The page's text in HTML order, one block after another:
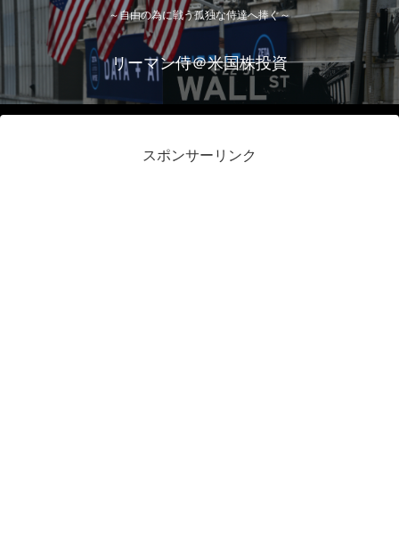
～自由の為に戦う孤独な侍達へ捧ぐ～
リーマン侍＠米国株投資
スポンサーリンク